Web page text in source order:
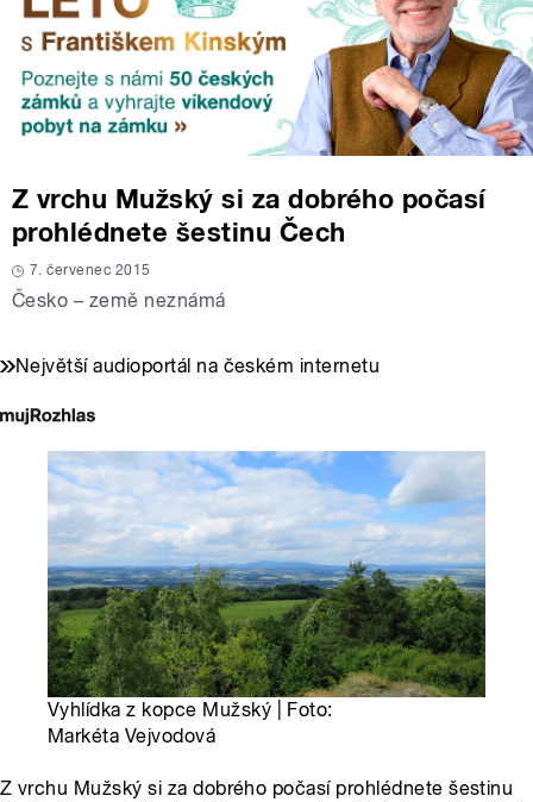
Z vrchu Mužský si za dobrého počasí
prohlédnete šestinu Čech
7. červenec 2015
Česko – země neznámá
Největší audioportál na českém internetu
Vyhlídka z kopce Mužský | Foto:
Markéta Vejvodová
Z vrchu Mužský si za dobrého počasí prohlédnete šestinu